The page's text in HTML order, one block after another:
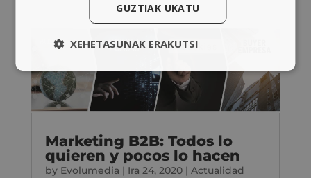
Marketing B2B: Todos lo
quieren y pocos lo hacen
by Evolumedia | Ira 24, 2020| Actualidad
GUZTIAK UKATU
XEHETASUNAK ERAKUTSI